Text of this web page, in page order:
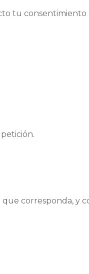
tu
corresponda, y